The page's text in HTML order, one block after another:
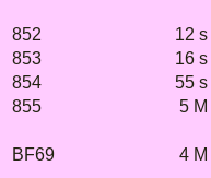
852 12 s
853
16 s
854
55 s
855
5 M
BF69 4 M